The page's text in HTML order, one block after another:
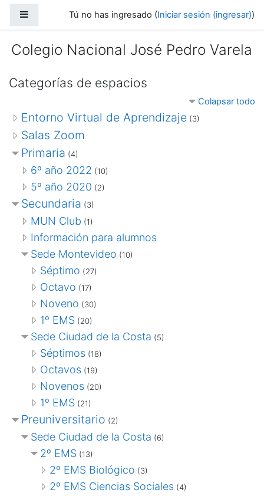
Pánel lateralTú no has ingresado (Iniciar sesión (ingresar))
Colegio Nacional José Pedro Varela
Categorías de espacios
Colapsar todo
Entorno Virtual de Aprendizaje (3)
Salas Zoom
Primaria (4)
6º año 2022 (10)
5º año 2020 (2)
Secundaria (3)
MUN Club (1)
Información para alumnos
Sede Montevideo (10)
Séptimo (27)
Octavo (17)
Noveno (30)
1º EMS (20)
Sede Ciudad de la Costa (5)
Séptimos (18)
Octavos (19)
Novenos (20)
1º EMS (21)
Preuniversitario (2)
Sede Ciudad de la Costa (6)
2º EMS (13)
2º EMS Biológico (3)
2º EMS Ciencias Sociales (4)